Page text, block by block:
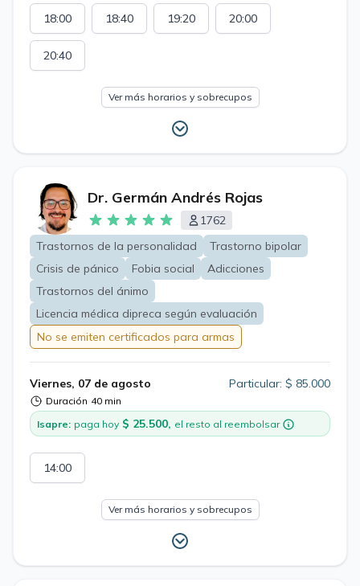
18:00 18:40 19:20 20:00
20:40
Ver más horarios y sobrecupos
Dr. Germán Andrés Rojas
1762
Trastornos de la personalidad
Trastorno bipolar
Crisis de pánico
Fobia social
Adicciones
Trastornos del ánimo
Licencia médica dipreca según evaluación
No se emiten certificados para armas
Viernes, 07 de agosto
Duración 40 min
Particular: $ 85.000
Isapre: paga hoy $ 25.500, el resto al reembolsar
14:00
Ver más horarios y sobrecupos